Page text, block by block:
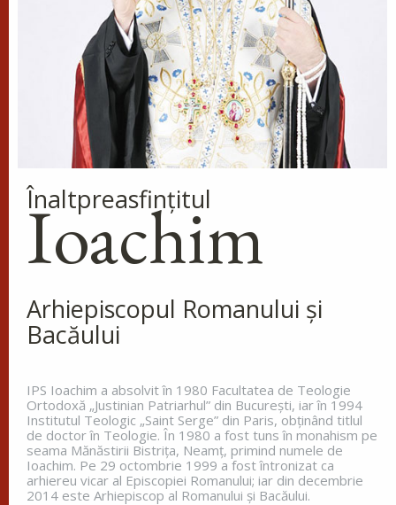
Apostolul zilei
Fraților, mi se pare că Dumnezeu, pe noi, apostolii,
ne-a arătat ca pe cei din urmă oameni, ca pe niște
osândiți la moarte, fiindcă ne-am făcut priveliște
lumii și îngerilor și...
Evanghelia zilei
În vremea aceea s-a apropiat de Iisus un om,
miluiește pe fiul meu, că este lunatic și pătimește
rău, căci adesea cade în...
doxologia.ro
Preia articolele Doxologia în site-ul tău!
Înaltpreasfinţitul
Ioachim
Arhiepiscopul Romanului și
Bacăului
IPS Ioachim a absolvit în 1980 Facultatea de Teologie
Ortodoxă „Justinian Patriarhul” din Bucureşti, iar în 1994
Institutul Teologic „Saint Serge” din Paris, obţinând titlul
de doctor în Teologie. În 1980 a fost tuns în monahism pe
seama Mănăstirii Bistriţa, Neamţ, primind numele de
Ioachim. Pe 29 octombrie 1999 a fost întronizat ca
arhiereu vicar al Episcopiei Romanului; iar din decembrie
2014 este Arhiepiscop al Romanului și Bacăului.